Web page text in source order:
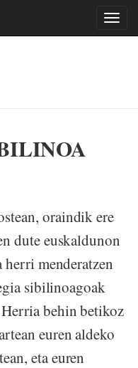
oraindik ere
dute euskaldunon
menderatzen
sibilinoagoak
behin betikoz
euren aldeko
eta euren